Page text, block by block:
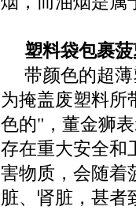
塑料袋包裹
带颜色的超
为掩盖废塑料所
色的"，董金狮
存在重大安全和
害物质，会随着
脏、肾脏，甚者